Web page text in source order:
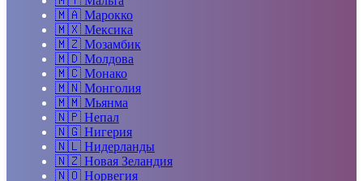
🇲🇦 Марокко
🇲🇽 Мексика
🇲🇿 Мозамбик
🇲🇩 Молдова
🇲🇨 Монако
🇲🇳 Монголия
🇲🇲 Мьянма
🇳🇵 Непал
🇳🇬 Нигерия
🇳🇱 Нидерланды
🇳🇿 Новая Зеландия
🇳🇴 Норвегия